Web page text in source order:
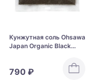
Кунжутная соль Ohsawa
Japan Organic Black
790 ₽